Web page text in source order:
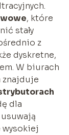
, które
stały
z
dyskretne,
W biurach
znajduje
dla
wysokiej